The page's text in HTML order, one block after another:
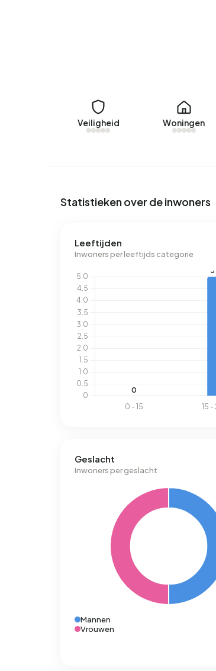
Veiligheid Woningen
Statistieken over de inwoners
Leeftijden
Inwoners per leeftijds categorie
Geslacht
Inwoners per geslacht
Mannen
Vrouwen